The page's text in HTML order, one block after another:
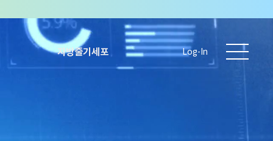
지방줄기세포 Log-In